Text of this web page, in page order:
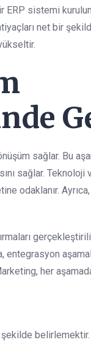
ERP sistemi
net bir
sağlar. Bu
sağlar. Teknoloji
odaklanır.
entegrasyon
her